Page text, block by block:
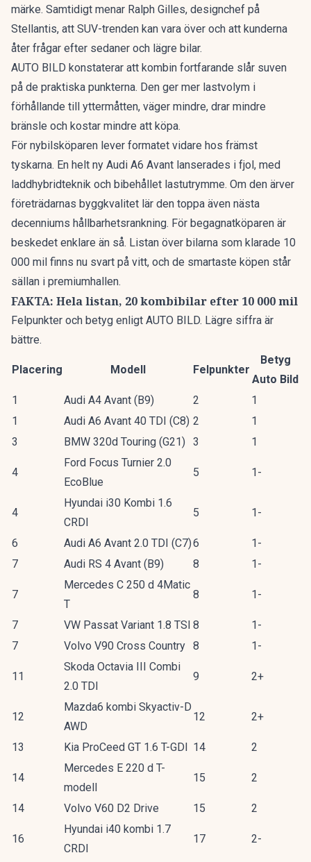
märke. Samtidigt menar Ralph Gilles, designchef på
Stellantis, att SUV-trenden kan vara över och att kunderna
åter frågar efter sedaner och lägre bilar.
AUTO BILD konstaterar att kombin fortfarande slår suven
på de praktiska punkterna. Den ger mer lastvolym i
förhållande till yttermåtten, väger mindre, drar mindre
bränsle och kostar mindre att köpa.
För nybilsköparen lever formatet vidare hos främst
tyskarna. En helt ny Audi A6 Avant lanserades i fjol, med
laddhybridteknik och bibehållet lastutrymme. Om den ärver
företrädarnas byggkvalitet lär den toppa även nästa
decenniums hållbarhetsrankning. För begagnatköparen är
beskedet enklare än så. Listan över bilarna som klarade 10
000 mil finns nu svart på vitt, och de smartaste köpen står
sällan i premiumhallen.
FAKTA: Hela listan, 20 kombibilar efter 10 000 mil
Felpunkter och betyg enligt AUTO BILD. Lägre siffra är
bättre.
Placering Modell Felpunkter
Betyg
Auto Bild
1
Audi A4 Avant (B9) 2
1
1
Audi A6 Avant 40 TDI (C8) 2
1
3
BMW 320d Touring (G21) 3 1
4
Ford Focus Turnier 2.0
EcoBlue
5 1-
4
Hyundai i30 Kombi 1.6
CRDI
5 1-
6 Audi A6 Avant 2.0 TDI (C7)6
1-
7
Audi RS 4 Avant (B9) 8 1-
7
Mercedes C 250 d 4Matic
T
8 1-
7 VW Passat Variant 1.8 TSI 8
1-
7
Volvo V90 Cross Country 8 1-
11
Skoda Octavia III Combi
2.0 TDI
9 2+
12
Mazda6 kombi Skyactiv-D
AWD
12 2+
13 Kia ProCeed GT 1.6 T-GDI 14 2
14
Mercedes E 220 d T-
modell
15 2
14 Volvo V60 D2 Drive 15 2
16
Hyundai i40 kombi 1.7
CRDI
17 2-